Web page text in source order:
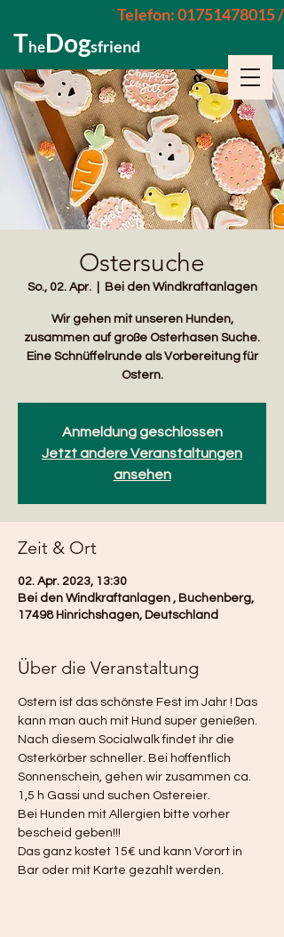
TheDogsfriend
Telefon: 01751478015 /
Ostersuche
So., 02. Apr.
  |
Bei den Windkraftanlagen
Wir gehen mit unseren Hunden,
zusammen auf große Osterhasen Suche.
Eine Schnüffelrunde als Vorbereitung für
Ostern.
Anmeldung geschlossen
Jetzt andere Veranstaltungen
ansehen
Zeit & Ort
02. Apr. 2023, 13:30
Bei den Windkraftanlagen , Buchenberg,
17498 Hinrichshagen, Deutschland
Über die Veranstaltung
Ostern ist das schönste Fest im Jahr ! Das
kann man auch mit Hund super genießen.
Nach diesem Socialwalk findet ihr die
Osterkörber schneller. Bei hoffentlich
Sonnenschein, gehen wir zusammen ca.
1,5 h Gassi und suchen Ostereier.
Bei Hunden mit Allergien bitte vorher
bescheid geben!!!
Das ganz kostet 15€ und kann Vorort in
Bar oder mit Karte gezahlt werden.